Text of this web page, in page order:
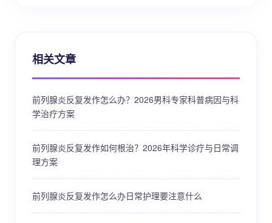
相关文章
前列腺炎反复发作怎么办？2026男科专家科普病因与科
学治疗方案
前列腺炎反复发作如何根治？2026年科学诊疗与日常调
理方案
前列腺炎反复发作怎么办日常护理要注意什么